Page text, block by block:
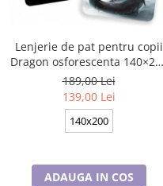
Lenjerie de pat pentru copii
Dragon osforescenta 140×200
cm, 70×90 cm, Disney, 100%
bumbac
189,00 Lei
139,00 Lei
140x200
ADAUGA IN COS